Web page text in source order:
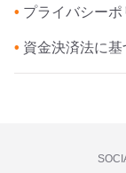
• プライバシーポ
• 資金決済法に